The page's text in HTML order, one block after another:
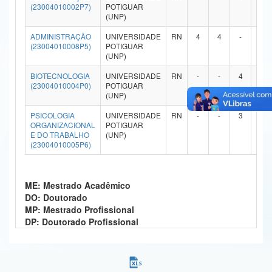
Ministério da Ciência, Tecnologia, Inovações e Comunicações
Ministério do Meio Ambiente
Ministério do Desenvolvimento Regional
Controladoria-Geral da União
Ministério da Mulher, da Família e dos Direitos Humanos
Secretaria de Governo
Gabinete de Segurança Institucional
(23004010002P7)
POTIGUAR
(UNP)
ADMINISTRAÇÃO
(23004010008P5)
UNIVERSIDADE
POTIGUAR
(UNP)
RN 4 4 -
BIOTECNOLOGIA
(23004010004P0)
UNIVERSIDADE
POTIGUAR
(UNP)
RN - - 4
PSICOLOGIA
ORGANIZACIONAL
E DO TRABALHO
(23004010005P6)
UNIVERSIDADE
POTIGUAR
(UNP)
RN - - 3
ME: Mestrado Acadêmico
DO: Doutorado
MP: Mestrado Profissional
DP: Doutorado Profissional